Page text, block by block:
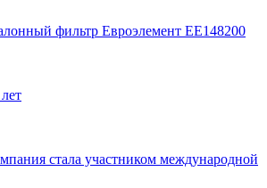
фильтр Евроэлемент ЕЕ148200
стала участником международной